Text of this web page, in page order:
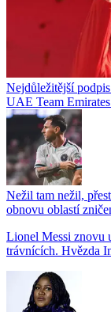
Nejdůležitější
UAE Team
Nežil tam nežil,
obnovu oblastí
Lionel Messi znovu
trávnících. Hvězda